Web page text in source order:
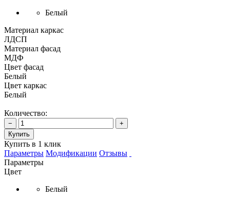
Белый
Материал каркас
ЛДСП
Материал фасад
МДФ
Цвет фасад
Белый
Цвет каркас
Белый
Количество:
−
+
Купить
Купить в 1 клик
Параметры Модификации Отзывы
Параметры
Цвет
Белый